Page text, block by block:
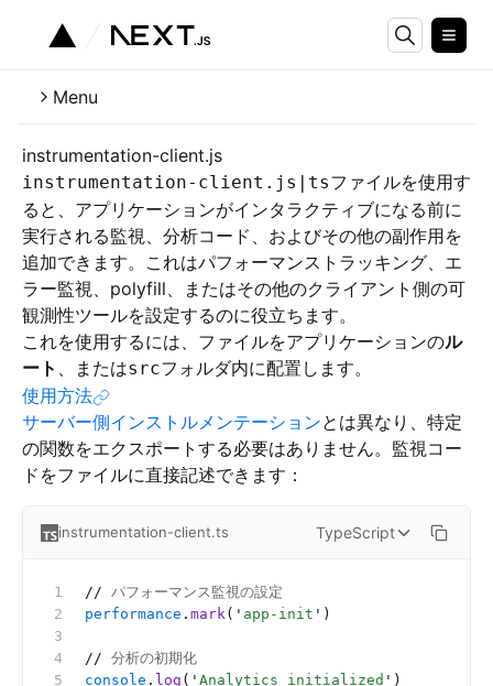
Menu
instrumentation-client.js
instrumentation-client.js|tsファイルを使用す
ると、アプリケーションがインタラクティブになる前に
実行される監視、分析コード、およびその他の副作用を
追加できます。これはパフォーマンストラッキング、エ
ラー監視、polyfill、またはその他のクライアント側の可
観測性ツールを設定するのに役立ちます。
これを使用するには、ファイルをアプリケーションのル
ート 、またはsrcフォルダ内に配置します。
使用方法
サーバー側インストルメンテーションとは異なり、特定
の関数をエクスポートする必要はありません。監視コー
ドをファイルに直接記述できます：
instrumentation-client.ts TypeScript
// パフォーマンス監視の設定
performance . mark( ' app-init ' )
// 分析の初期化
console . log ( ' Analytics initialized ' )